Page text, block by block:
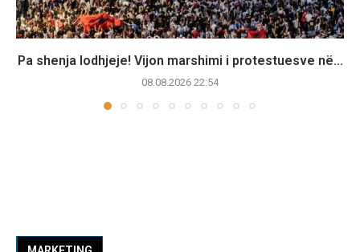
Pa shenja lodhjeje! Vijon marshimi i protestuesve në...
08.08.2026 22:54